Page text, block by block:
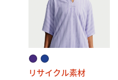
リサイクル素材